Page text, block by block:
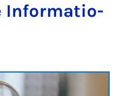
In­for­ma­ti­o­